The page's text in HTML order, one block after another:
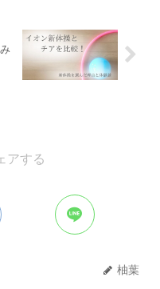
アする
柚葉